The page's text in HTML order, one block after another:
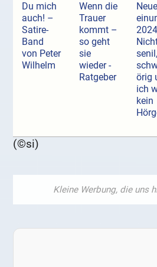
Du mich
auch! –
Satire-
Band
von Peter
Wilhelm
Wenn die
Trauer
kommt –
so geht
sie
wieder -
Ratgeber
örig
ich
kein
(©si)